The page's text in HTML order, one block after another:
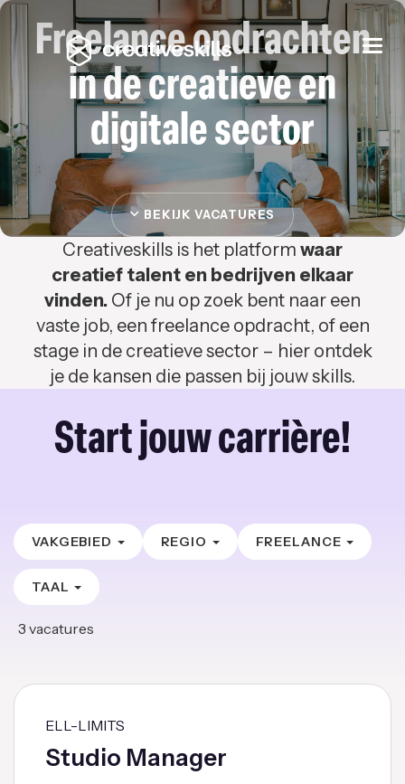
Freelance opdrachten
in de creatieve en
digitale sector
BEKIJK VACATURES
Creativeskills is het platform waar
creatief talent en bedrijven elkaar
vinden. Of je nu op zoek bent naar een
vaste job, een freelance opdracht, of een
stage in de creatieve sector – hier ontdek
je de kansen die passen bij jouw skills.
Start jouw carrière!
VAKGEBIED REGIO FREELANCE
TAAL
3 vacatures
ELL-LIMITS
Studio Manager